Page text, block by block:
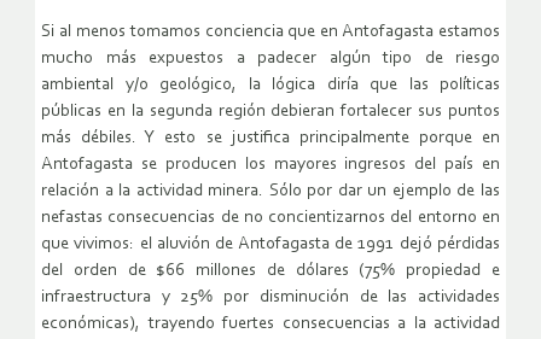
Si al menos tomamos conciencia que en Antofagasta estamos
mucho más expuestos a padecer algún tipo de riesgo
ambiental y/o geológico, la lógica diría que las políticas
públicas en la segunda región debieran fortalecer sus puntos
más débiles. Y esto se justifica principalmente porque en
Antofagasta se producen los mayores ingresos del país en
relación a la actividad minera. Sólo por dar un ejemplo de las
nefastas consecuencias de no concientizarnos del entorno en
que vivimos: el aluvión de Antofagasta de 1991 dejó pérdidas
del orden de $66 millones de dólares (75% propiedad e
infraestructura y 25% por disminución de las actividades
económicas), trayendo fuertes consecuencias a la actividad